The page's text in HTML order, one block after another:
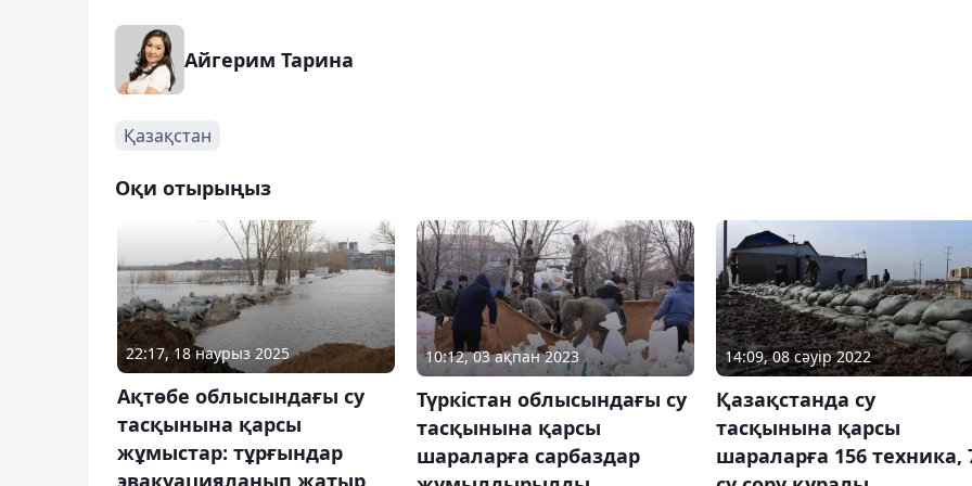
Айгерим Тарина
Қазақстан
Оқи отырыңыз
22:17, 18 наурыз 2025
Ақтөбе облысындағы су
тасқынына қарсы
жұмыстар: тұрғындар
эвакуацияланып жатыр
10:12, 03 ақпан 2023
Түркістан облысындағы су
тасқынына қарсы
шараларға сарбаздар
14:09, 08 сәуір 2022
Қазақстанда су
тасқынына қарсы
шараларға 156 техника,